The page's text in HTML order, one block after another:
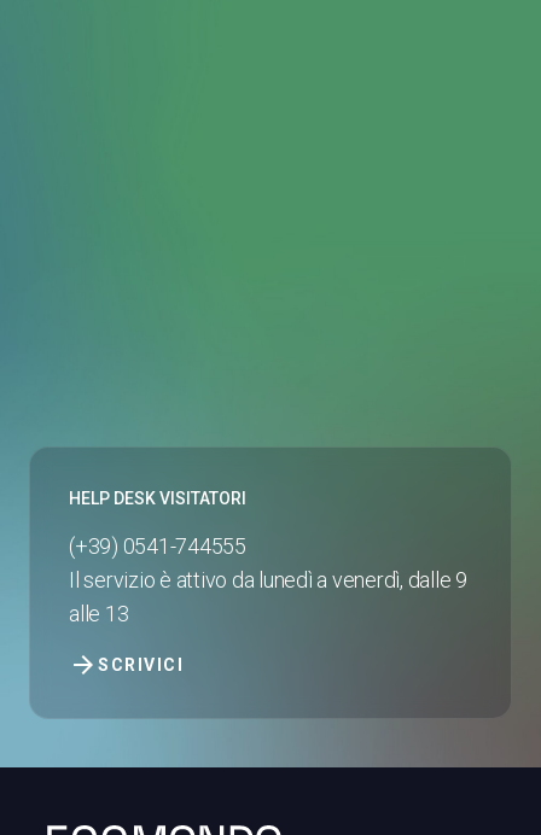
HELP DESK VISITATORI
(+39) 0541-744555
Il servizio è attivo da lunedì a venerdì, dalle 9
alle 13
SCRIVICI
arrow_forward